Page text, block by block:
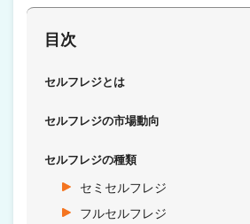
目次
セルフレジとは
セルフレジの市場動向
セルフレジの種類
セミセルフレジ
フルセルフレジ